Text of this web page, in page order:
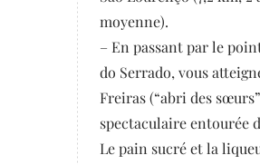
moyenne).
– En passant par le
do Serrado, vous
Freiras (“abri des
spectaculaire entourée
Le pain sucré et la